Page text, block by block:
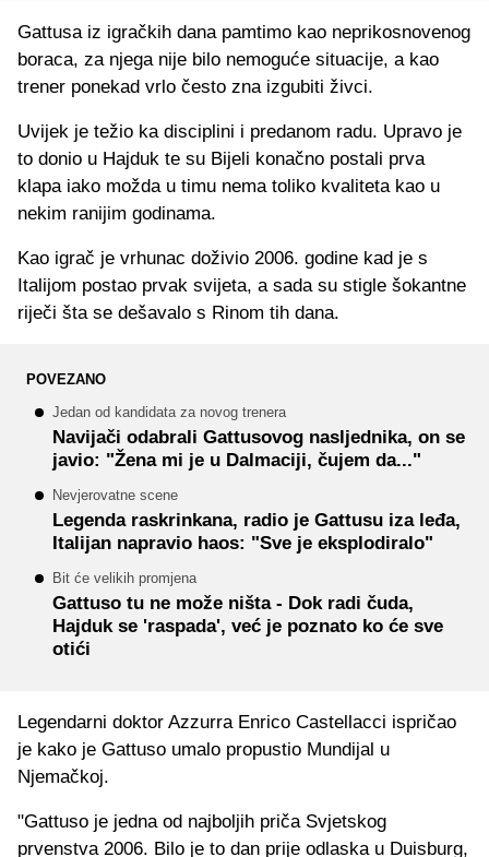
Gattusa iz igračkih dana pamtimo kao neprikosnovenog
boraca, za njega nije bilo nemoguće situacije, a kao
trener ponekad vrlo često zna izgubiti živci.
Uvijek je težio ka disciplini i predanom radu. Upravo je
to donio u Hajduk te su Bijeli konačno postali prva
klapa iako možda u timu nema toliko kvaliteta kao u
nekim ranijim godinama.
Kao igrač je vrhunac doživio 2006. godine kad je s
Italijom postao prvak svijeta, a sada su stigle šokantne
riječi šta se dešavalo s Rinom tih dana.
POVEZANO
Jedan od kandidata za novog trenera
Navijači odabrali Gattusovog nasljednika, on se
javio: "Žena mi je u Dalmaciji, čujem da..."
Nevjerovatne scene
Legenda raskrinkana, radio je Gattusu iza leđa,
Italijan napravio haos: "Sve je eksplodiralo"
Bit će velikih promjena
Gattuso tu ne može ništa - Dok radi čuda,
Hajduk se 'raspada', već je poznato ko će sve
otići
Legendarni doktor Azzurra Enrico Castellacci ispričao
je kako je Gattuso umalo propustio Mundijal u
Njemačkoj.
"Gattuso je jedna od najboljih priča Svjetskog
prvenstva 2006. Bilo je to dan prije odlaska u Duisburg,